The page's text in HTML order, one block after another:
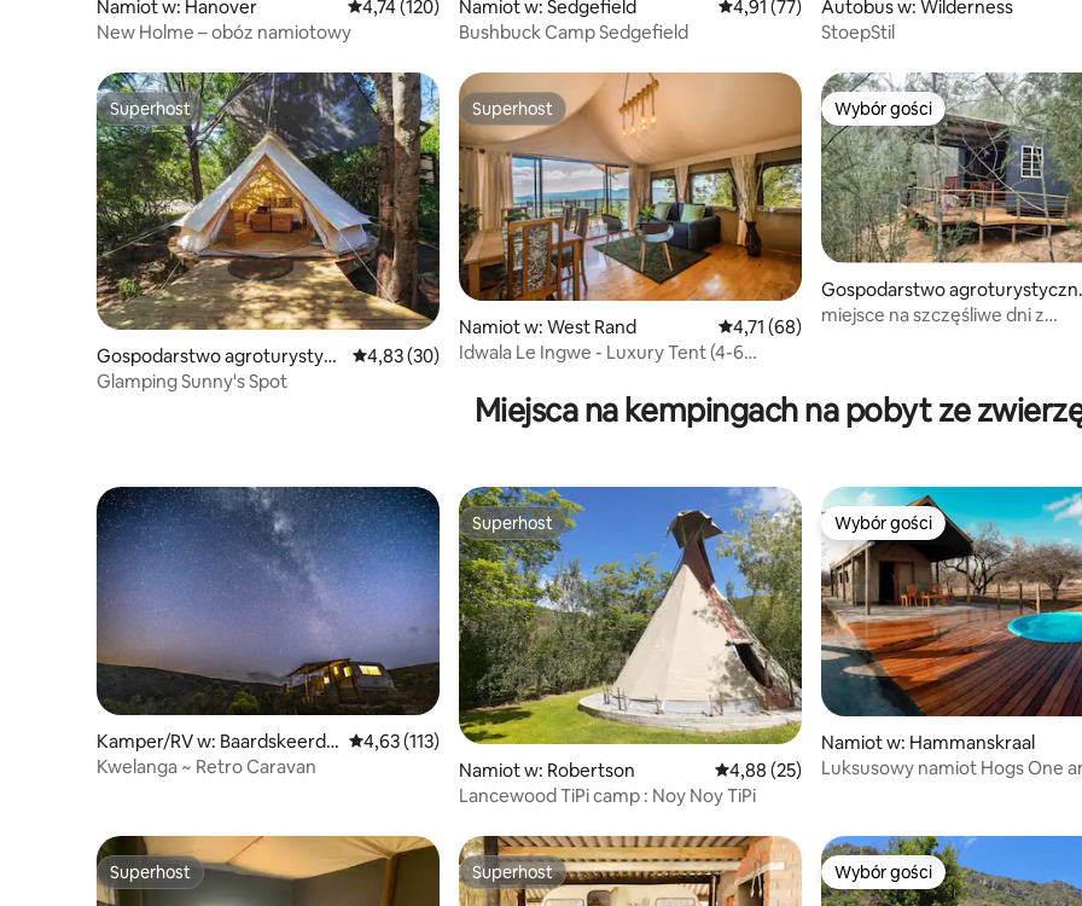
Namiot w: Hanover Średnia ocena: 4,74 na 5, liczba recenzji: 120
4,74 (120)
New Holme – obóz namiotowy
Namiot w: Sedgefield Średnia ocena: 4,91 na 5, liczba recenzji: 77
4,91 (77)
Bushbuck Camp Sedgefield
Autobus w: Wilderness
StoepStil
Superhost
Superhost
Gospodarstwo agroturystycz
ne w: Garden Route District
Średnia ocena: 4,83 na 5, liczba recenzji: 30
4,83 (30)
Glamping Sunny's Spot
Superhost
Superhost
Namiot w: West Rand Średnia ocena: 4,71 na 5, liczba recenzji: 68
4,71 (68)
Idwala Le Ingwe - Luxury Tent (4-6
Wybór gości
Wybór gości
Gospodarstwo
w: Klein Brak River
miejsce na szczęśliwe dni z
Miejsca na kempingach na pobyt ze
Kamper/RV w: Baardskeerde
rsbos
Średnia ocena: 4,63 na 5, liczba recenzji: 113
4,63 (113)
Kwelanga ~ Retro Caravan
Superhost
Superhost
Namiot w: Robertson Średnia ocena: 4,88 na 5, liczba recenzji: 25
4,88 (25)
Lancewood TiPi camp : Noy Noy TiPi
Wybór gości
Wybór gości
Namiot w: Hammanskraal
Luksusowy namiot Hogs One
Superhost
Superhost Superhost
Superhost Wybór gości
Wybór gości